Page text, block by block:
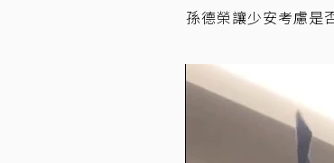
孫德榮讓少安考慮是